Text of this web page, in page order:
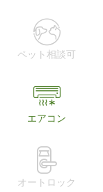
ペット相談可
エアコン
オートロック